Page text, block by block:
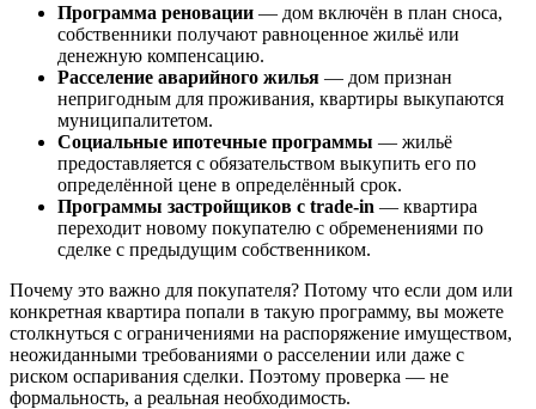
Программа реновации — дом включён в план сноса,
собственники получают равноценное жильё или
денежную компенсацию.
Расселение аварийного жилья — дом признан
непригодным для проживания, квартиры выкупаются
муниципалитетом.
Социальные ипотечные программы — жильё
предоставляется с обязательством выкупить его по
определённой цене в определённый срок.
Программы застройщиков с trade-in — квартира
переходит новому покупателю с обременениями по
сделке с предыдущим собственником.
Почему это важно для покупателя? Потому что если дом или
конкретная квартира попали в такую программу, вы можете
столкнуться с ограничениями на распоряжение имуществом,
неожиданными требованиями о расселении или даже с
риском оспаривания сделки. Поэтому проверка — не
формальность, а реальная необходимость.